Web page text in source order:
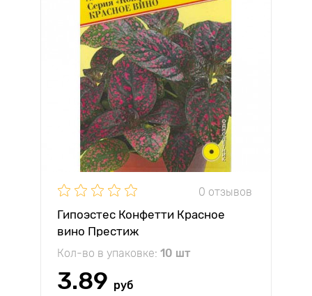
0 отзывов
Гипоэстес Конфетти Красное
вино Престиж
Кол-во в упаковке: 10 шт
3.89 руб